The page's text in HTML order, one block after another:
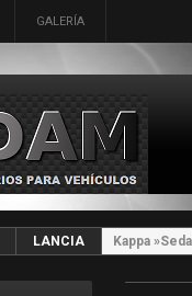
GALERÍA
LANCIA Kappa